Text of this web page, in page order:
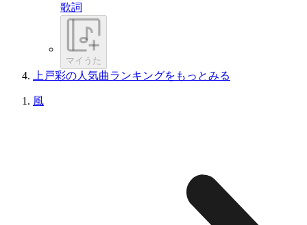
歌詞
マイうた
上戸彩の人気曲ランキングをもっとみる
風